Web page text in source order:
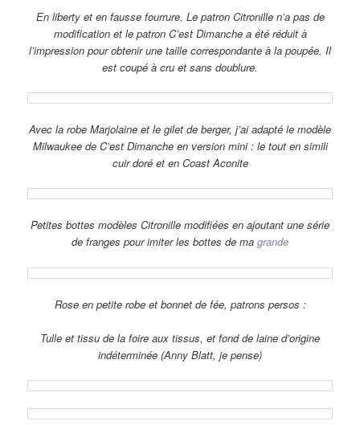
En liberty et en fausse fourrure. Le patron Citronille n’a pas de
modification et le patron C’est Dimanche a été réduit à
l’impression pour obtenir une taille correspondante à la poupée. Il
est coupé à cru et sans doublure.
Avec la robe Marjolaine et le gilet de berger, j’ai adapté le modèle
Milwaukee de C’est Dimanche en version mini : le tout en simili
cuir doré et en Coast Aconite
Petites bottes modèles Citronille modifiées en ajoutant une série
de franges pour imiter les bottes de ma grande
Rose en petite robe et bonnet de fée, patrons persos :
Tulle et tissu de la foire aux tissus, et fond de laine d’origine
indéterminée (Anny Blatt, je pense)